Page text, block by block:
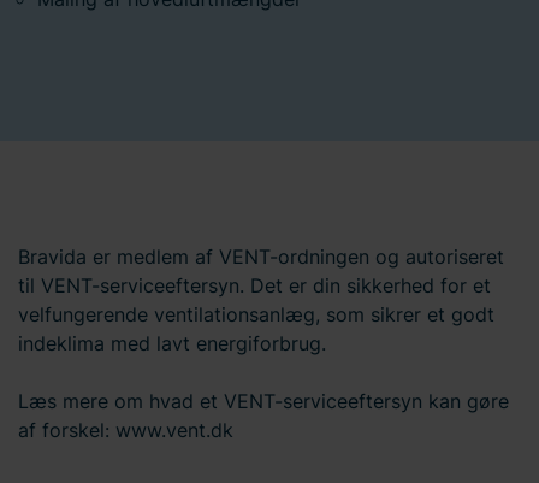
Bravida er medlem af VENT-ordningen og autoriseret
til VENT-serviceeftersyn. Det er din sikkerhed for et
velfungerende ventilationsanlæg, som sikrer et godt
indeklima med lavt energiforbrug.
Læs mere om hvad et VENT-serviceeftersyn kan gøre
af forskel: www.vent.dk